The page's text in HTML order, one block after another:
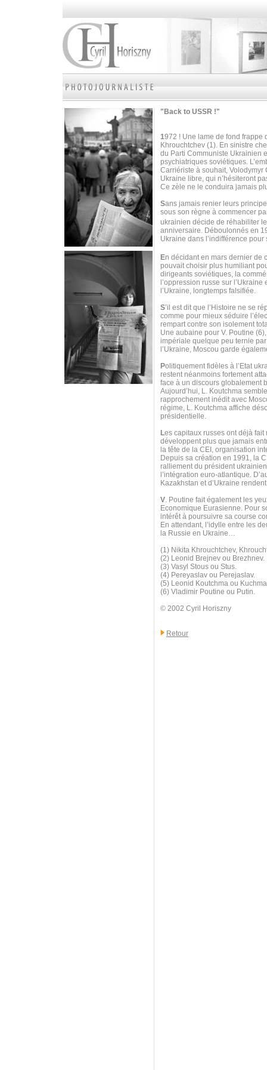
"Back to USSR !"
1972 ! Une lame de fond
Khrouchtchev (1). En sinistre
du Parti Communiste Ukrainien
psychiatriques soviétiques.
Carriériste à souhait,
Ukraine libre, qui n’hésiteront
Ce zèle ne le conduira jamais
Sans jamais renier leurs
sous son règne à commencer
ukrainien décide de réhabiliter
anniversaire. Déboulonnés en
Ukraine dans l’indifférence
En décidant en mars dernier de
pouvait choisir plus humiliant
dirigeants soviétiques, la
l’oppression russe sur
l’Ukraine, longtemps falsifiée.
S’il est dit que l’Histoire ne se
comme pour mieux séduire
rempart contre son isolement
Une aubaine pour V. Poutine
impériale quelque peu ternie
l’Ukraine, Moscou garde
Politiquement fidèles à l’Etat
restent néanmoins fortement
face à un discours globalement
Aujourd’hui, L. Koutchma
rapprochement inédit avec
régime, L. Koutchma affiche
présidentielle.
Les capitaux russes ont déjà
développent plus que jamais
la tête de la CEI, organisation
Depuis sa création en 1991, la
ralliement du président
l’intégration euro-atlantique.
Kazakhstan et d’Ukraine
V. Poutine fait également les
Economique Eurasienne. Pour
intérêt à poursuivre sa course
En attendant, l’idylle entre les
la Russie en Ukraine…
(1) Nikita Khrouchtchev,
(2) Leonid Brejnev ou Brezhnev.
(3) Vasyl Stous ou Stus.
(4) Pereyaslav ou Perejaslav.
(5) Leonid Koutchma ou
(6) Vladimir Poutine ou Putin.
© 2002 Cyril Horiszny
Retour